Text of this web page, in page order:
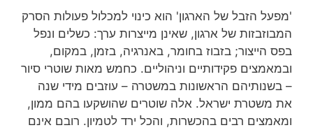
'מפעל הזבל של הארגון' הוא כינוי למכלול פעולות הסרק
המבוזבזות של ארגון, שאינן מייצרות ערך: כשלים ונפל
בפס הייצור; בזבוז בחומר, באנרגיה, בזמן, במקום,
ובמאמצים פקידותיים וניהוליים. כחמש מאות שוטרי סיור
– בשנותיהם הראשונות במשטרה – עוזבים מידי שנה
את משטרת ישראל. אלה שוטרים שהושקעו בהם ממון,
ומאמצים רבים בהכשרות, והכל ירד לטמיון. רובם אינם